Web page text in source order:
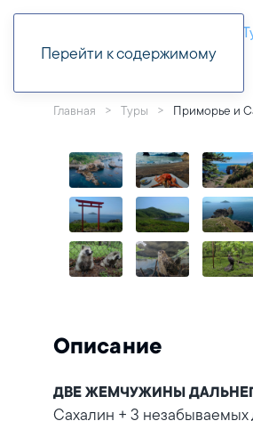
Перейти к содержимому
Главная Туры Приморье и
Описание
ДВЕ ЖЕМЧУЖИНЫ
Сахалин + 3